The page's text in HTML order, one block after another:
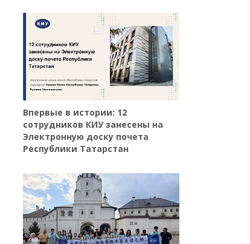
Впервые в истории: 12
сотрудников КИУ занесены на
Электронную доску почета
Республики Татарстан